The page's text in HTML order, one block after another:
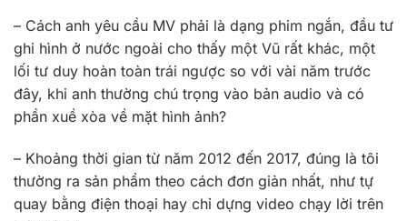
– Cách anh yêu cầu MV phải là dạng phim ngắn, đầu tư
ghi hình ở nước ngoài cho thấy một Vũ rất khác, một
lối tư duy hoàn toàn trái ngược so với vài năm trước
đây, khi anh thường chú trọng vào bản audio và có
phần xuề xòa về mặt hình ảnh?
– Khoảng thời gian từ năm 2012 đến 2017, đúng là tôi
thường ra sản phẩm theo cách đơn giản nhất, như tự
quay bằng điện thoại hay chỉ dựng video chạy lời trên